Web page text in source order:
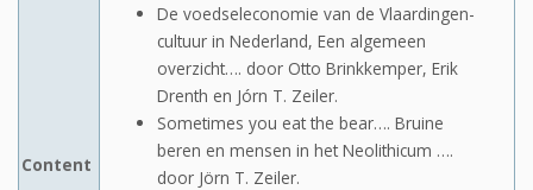
Content
De voedseleconomie van de Vlaardingen-
cultuur in Nederland, Een algemeen
overzicht…. door Otto Brinkkemper, Erik
Drenth en Jórn T. Zeiler.
Sometimes you eat the bear…. Bruine
beren en mensen in het Neolithicum ….
door Jörn T. Zeiler.